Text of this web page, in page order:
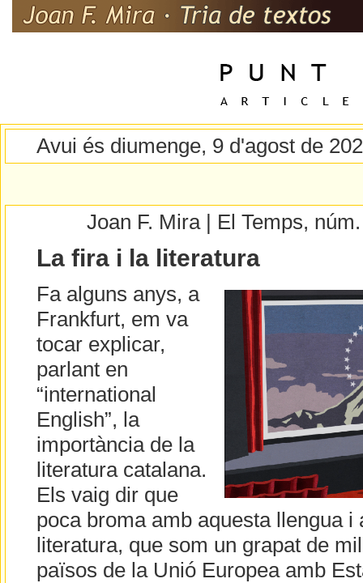
Avui és diumenge, 9 d'agost de
Joan F. Mira | El Temps,
La fira i la literatura
Fa alguns anys, a
Frankfurt, em va
tocar explicar,
parlant en
“international
English”, la
importància de la
literatura catalana.
Els vaig dir que
poca broma amb aquesta llengua i
literatura, que som un grapat de
països de la Unió Europea amb